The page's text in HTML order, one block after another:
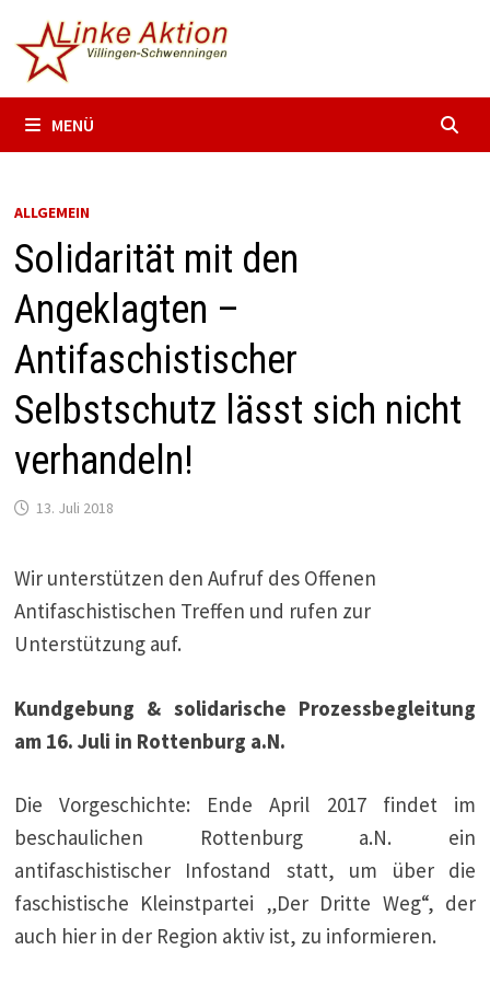
Inhalt
springen
MENÜ
ALLGEMEIN
Solidarität mit den
Angeklagten –
Antifaschistischer
Selbstschutz lässt sich nicht
verhandeln!
13. Juli 2018
Wir unterstützen den Aufruf des Offenen
Antifaschistischen Treffen und rufen zur
Unterstützung auf.
Kundgebung & solidarische Prozessbegleitung
am 16. Juli in Rottenburg a.N.
Die Vorgeschichte: Ende April 2017 findet im
beschaulichen Rottenburg a.N. ein
antifaschistischer Infostand statt, um über die
faschistische Kleinstpartei „Der Dritte Weg“, der
auch hier in der Region aktiv ist, zu informieren.